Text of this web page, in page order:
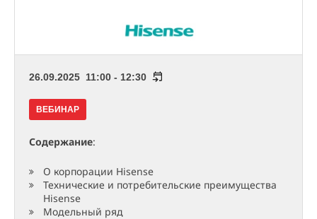
26.09.2025 11:00 - 12:30
ВЕБИНАР
Содержание:
О корпорации Hisense
Технические и потребительские преимущества
Hisense
Модельный ряд